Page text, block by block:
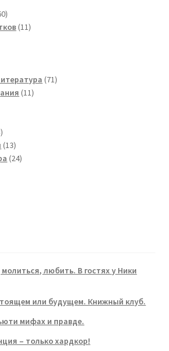
60
products
1111
7171
1111
23
products
1313
products
2424
любить. В гостях у Ники
или будущем. Книжный клуб.
мифах и правде.
– только хардкор!